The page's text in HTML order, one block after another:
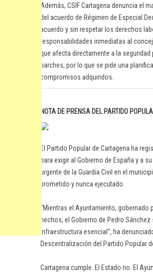
Además, CSIF Cartagena denuncia el
del acuerdo de Régimen de Especial
acuerdo y sin respetar los derechos
responsabilidades inmediatas al
que afecta directamente a la
parches, por lo que se pide una
compromisos adquiridos.
NOTA DE PRENSA DEL PARTIDO
El Partido Popular de Cartagena ha
para exigir al Gobierno de España y a
urgente de la Guardia Civil en el
prometido y nunca ejecutado.
“Mientras el Ayuntamiento, gobernado
hechos, el Gobierno de Pedro
infraestructura esencial”, ha
Descentralización del Partido Popular
Cartagena cumple. El Estado no. El